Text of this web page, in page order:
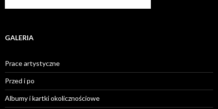
GALERIA
Prace artystyczne
Przed i po
Albumy i kartki okolicznościowe